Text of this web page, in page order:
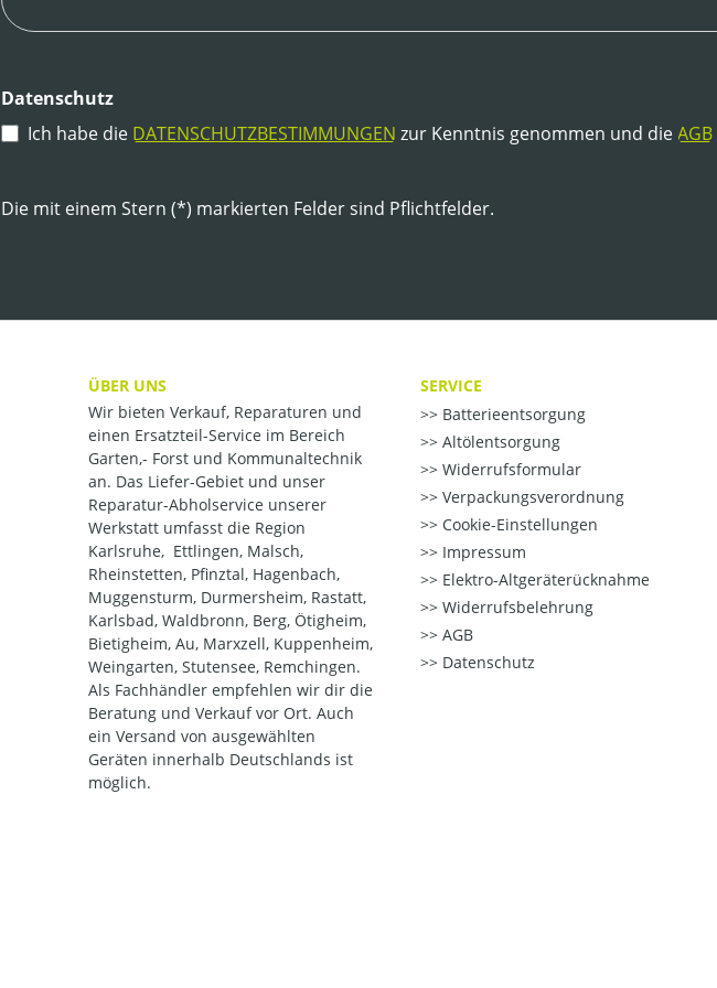
Datenschutz
Ich habe die DATENSCHUTZBESTIMMUNGEN zur Kenntnis genommen und die AGB
Die mit einem Stern (*) markierten Felder sind Pflichtfelder.
ÜBER UNS
Wir bieten Verkauf, Reparaturen und
einen Ersatzteil-Service im Bereich
Garten,- Forst und Kommunaltechnik
an. Das Liefer-Gebiet und unser
Reparatur-Abholservice unserer
Werkstatt umfasst die Region
Karlsruhe, Ettlingen, Malsch,
Rheinstetten, Pfinztal, Hagenbach,
Muggensturm, Durmersheim, Rastatt,
Karlsbad, Waldbronn, Berg, Ötigheim,
Bietigheim, Au, Marxzell, Kuppenheim,
Weingarten, Stutensee, Remchingen.
Als Fachhändler empfehlen wir dir die
Beratung und Verkauf vor Ort. Auch
ein Versand von ausgewählten
Geräten innerhalb Deutschlands ist
möglich.
SERVICE
Batterieentsorgung
Altölentsorgung
Widerrufsformular
Verpackungsverordnung
Cookie-Einstellungen
Impressum
Elektro-Altgeräterücknahme
Widerrufsbelehrung
AGB
Datenschutz